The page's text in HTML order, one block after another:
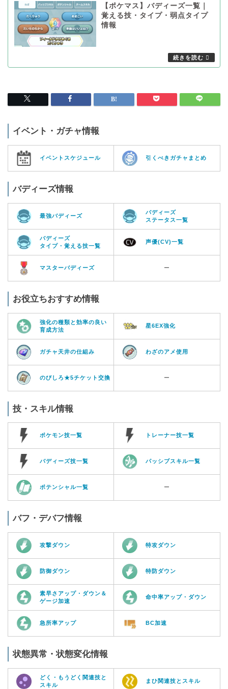
【ポケマス】バディーズ一覧｜
覚える技・タイプ・弱点タイプ
情報
イベント・ガチャ情報
イベントスケジュール 引くべきガチャまとめ
バディーズ情報
最強バディーズ
バディーズ
ステータス一覧
バディーズ
タイプ・覚える技一覧
声優(CV)一覧
マスターバディーズ ー
お役立ちおすすめ情報
強化の種類と効率の良い
育成方法
星6EX強化
ガチャ天井の仕組み わざのアメ使用
のびしろ★5チケット交換 ー
技・スキル情報
ポケモン技一覧 トレーナー技一覧
バディーズ技一覧 パッシブスキル一覧
ポテンシャル一覧 ー
バフ・デバフ情報
攻撃ダウン 特攻ダウン
防御ダウン 特防ダウン
素早さアップ・ダウン＆
ゲージ加速
命中率アップ・ダウン
急所率アップ BC加速
状態異常・状態変化情報
どく・もうどく関連技と
スキル
まひ関連技とスキル